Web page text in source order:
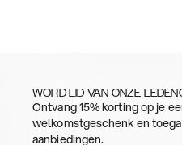
WORD LID VAN ONZE
Ontvang 15% korting op je
welkomstgeschenk en
aanbiedingen.